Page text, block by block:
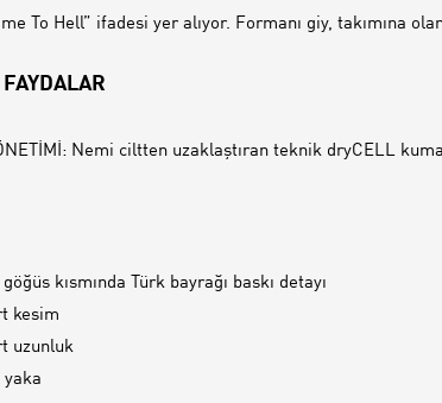
To Hell” ifadesi yer alıyor. Formanı giy, takımına
Nemi ciltten uzaklaştıran teknik dryCELL
kısmında Türk bayrağı baskı detayı
kesim
uzunluk
yaka